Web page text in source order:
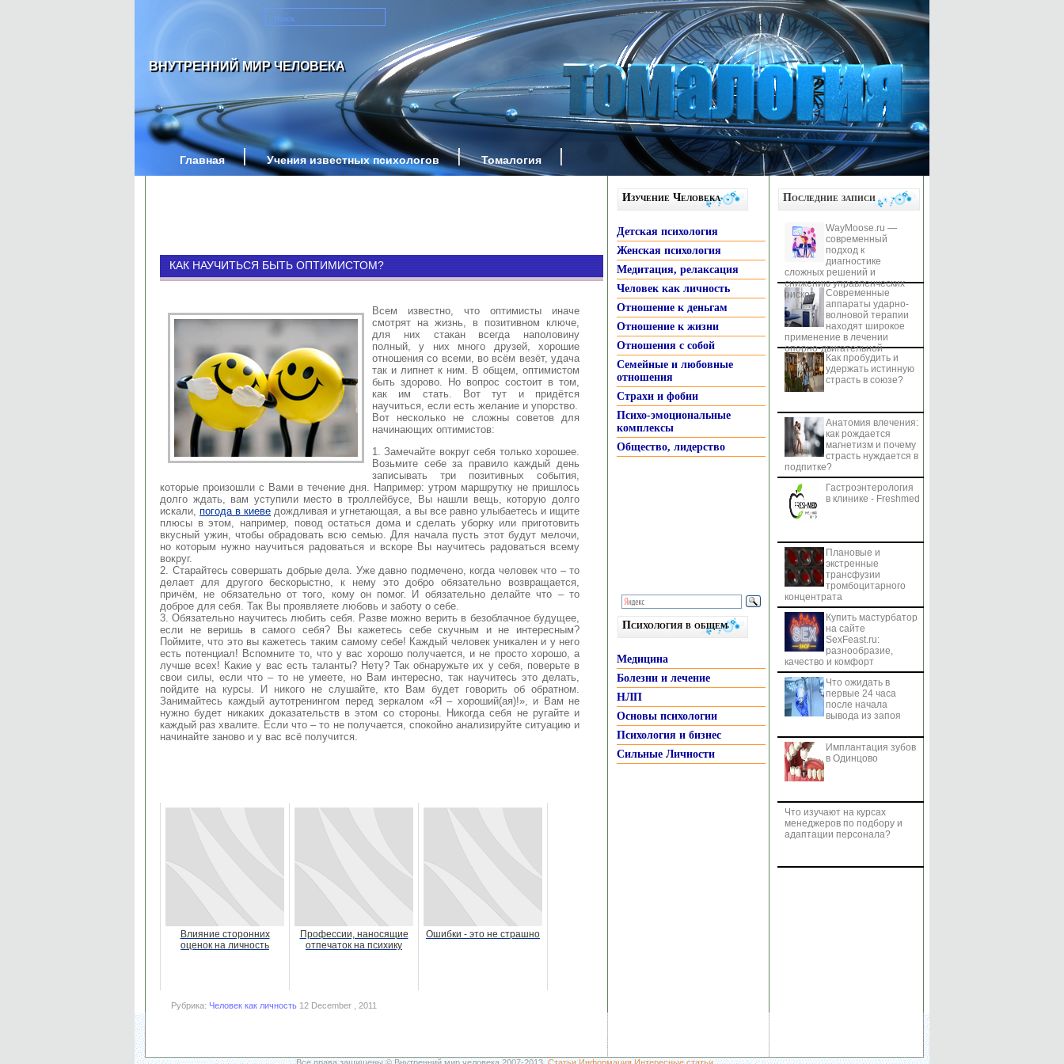
ВНУТРЕННИЙ МИР ЧЕЛОВЕКА
Главная Учения известных психологов Томалогия
КАК НАУЧИТЬСЯ БЫТЬ ОПТИМИСТОМ?
Всем известно, что оптимисты иначе
смотрят на жизнь, в позитивном ключе,
для них стакан всегда наполовину
полный, у них много друзей, хорошие
отношения со всеми, во всём везёт, удача
так и липнет к ним. В общем, оптимистом
быть здорово. Но вопрос состоит в том,
как им стать. Вот тут и придётся
научиться, если есть желание и упорство.
Вот несколько не сложны советов для
начинающих оптимистов:
1. Замечайте вокруг себя только хорошее.
Возьмите себе за правило каждый день
записывать три позитивных события,
которые произошли с Вами в течение дня. Например: утром маршрутку не пришлось
долго ждать, вам уступили место в троллейбусе, Вы нашли вещь, которую долго
искали,погода в киеве дождливая и угнетающая, а вы все равно улыбаетесь и ищите
плюсы в этом, например, повод остаться дома и сделать уборку или приготовить
вкусный ужин, чтобы обрадовать всю семью. Для начала пусть этот будут мелочи,
но которым нужно научиться радоваться и вскоре Вы научитесь радоваться всему
вокруг.
2. Старайтесь совершать добрые дела. Уже давно подмечено, когда человек что – то
делает для другого бескорыстно, к нему это добро обязательно возвращается,
причём, не обязательно от того, кому он помог. И обязательно делайте что – то
доброе для себя. Так Вы проявляете любовь и заботу о себе.
3. Обязательно научитесь любить себя. Разве можно верить в безоблачное будущее,
если не веришь в самого себя? Вы кажетесь себе скучным и не интересным?
Поймите, что это вы кажетесь таким самому себе! Каждый человек уникален и у него
есть потенциал! Вспомните то, что у вас хорошо получается, и не просто хорошо, а
лучше всех! Какие у вас есть таланты? Нету? Так обнаружьте их у себя, поверьте в
свои силы, если что – то не умеете, но Вам интересно, так научитесь это делать,
пойдите на курсы. И никого не слушайте, кто Вам будет говорить об обратном.
Занимайтесь каждый аутотренингом перед зеркалом «Я – хороший(ая)!», и Вам не
нужно будет никаких доказательств в этом со стороны. Никогда себя не ругайте и
каждый раз хвалите. Если что – то не получается, спокойно анализируйте ситуацию и
начинайте заново и у вас всё получится.
Влияние сторонних
оценок на личность
Профессии, наносящие
отпечаток на психику
Ошибки - это не страшно
Рубрика: Человек как личность 12 December , 2011
Изучение Человека
Детская психология
Женская психология
Медитация, релаксация
Человек как личность
Отношение к деньгам
Отношение к жизни
Отношения с собой
Семейные и любовные
отношения
Страхи и фобии
Психо-эмоциональные
комплексы
Общество, лидерство
Психология в общем
Медицина
Болезни и лечение
НЛП
Основы психологии
Психология и бизнес
Сильные Личности
Последние записи
WayMoose.ru —
современный
подход к
диагностике
сложных решений и
снижению управленческих
рисков
Современные
аппараты ударно-
волновой терапии
находят широкое
применение в лечении
опорно-двигательной
системы Как пробудить и
удержать истинную
страсть в союзе?
Анатомия влечения:
как рождается
магнетизм и почему
страсть нуждается в
подпитке?
Гастроэнтерология
в клинике - Freshmed
Плановые и
экстренные
трансфузии
тромбоцитарного
концентрата
Купить мастурбатор
на сайте
SexFeast.ru:
разнообразие,
качество и комфорт
Что ожидать в
первые 24 часа
после начала
вывода из запоя
Имплантация зубов
в Одинцово
Что изучают на курсах
менеджеров по подбору и
адаптации персонала?